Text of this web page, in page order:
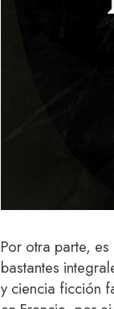
Por otra parte,
bastantes
y ciencia ficción